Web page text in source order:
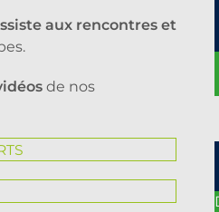
aux rencontres et
de nos